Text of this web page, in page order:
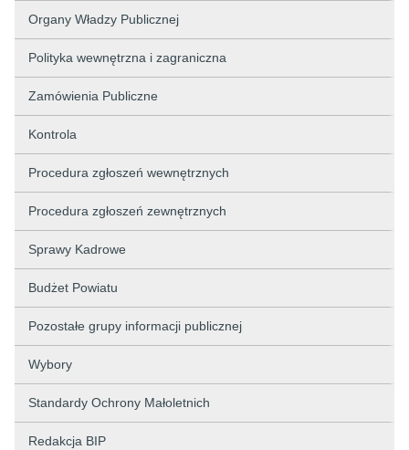
Organy Władzy Publicznej
Polityka wewnętrzna i zagraniczna
Zamówienia Publiczne
Kontrola
Procedura zgłoszeń wewnętrznych
Procedura zgłoszeń zewnętrznych
Sprawy Kadrowe
Budżet Powiatu
Pozostałe grupy informacji publicznej
Wybory
Standardy Ochrony Małoletnich
Redakcja BIP